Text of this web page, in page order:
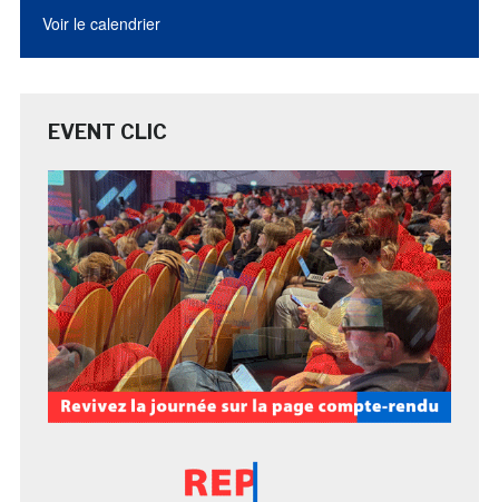
Voir le calendrier
EVENT CLIC